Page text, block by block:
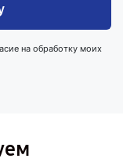
на обработку моих